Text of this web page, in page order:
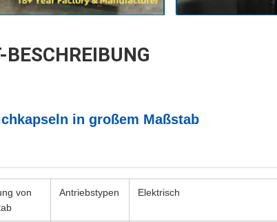
BESCHREIBUNG
in großem Maßstab
von
Antriebstypen Elektrisch